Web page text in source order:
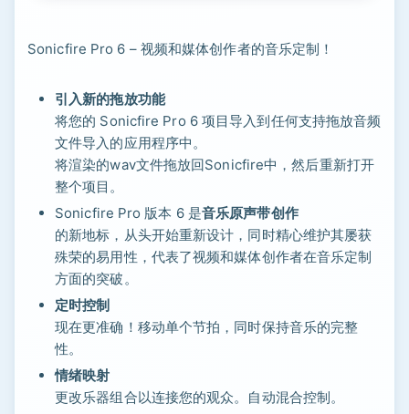
Sonicfire Pro 6 – 视频和媒体创作者的音乐定制！
引入新的拖放功能
将您的 Sonicfire Pro 6 项目导入到任何支持拖放音频
文件导入的应用程序中。
将渲染的wav文件拖放回Sonicfire中，然后重新打开
整个项目。
Sonicfire Pro 版本 6 是音乐原声带创作
的新地标，从头开始重新设计，同时精心维护其屡获
殊荣的易用性，代表了视频和媒体创作者在音乐定制
方面的突破。
定时控制
现在更准确！移动单个节拍，同时保持音乐的完整
性。
情绪映射
更改乐器组合以连接您的观众。自动混合控制。